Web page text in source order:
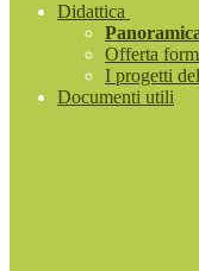
Didattica
Offerta
I progetti
Documenti utili